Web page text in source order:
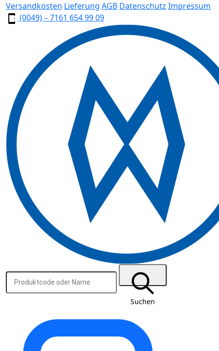
Versandkosten Lieferung AGB Datenschutz Impressum
(0049) – 7161 654 99 09
Suchen